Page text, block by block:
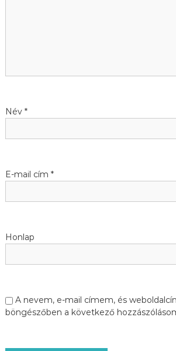
v
i
g
á
i
Név *
E-mail cím *
Honlap
A nevem, e-mail címem, és
böngészőben a következő